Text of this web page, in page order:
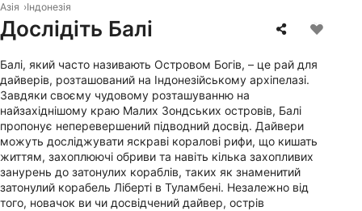
Азія Індонезія
Дослідіть Балі
Балі, який часто називають Островом Богів, – це рай для
дайверів, розташований на Індонезійському архіпелазі.
Завдяки своєму чудовому розташуванню на
найзахіднішому краю Малих Зондських островів, Балі
пропонує неперевершений підводний досвід. Дайвери
можуть досліджувати яскраві коралові рифи, що кишать
життям, захоплюючі обриви та навіть кілька захопливих
занурень до затонулих кораблів, таких як знаменитий
затонулий корабель Ліберті в Туламбені. Незалежно від
того, новачок ви чи досвідчений дайвер, острів